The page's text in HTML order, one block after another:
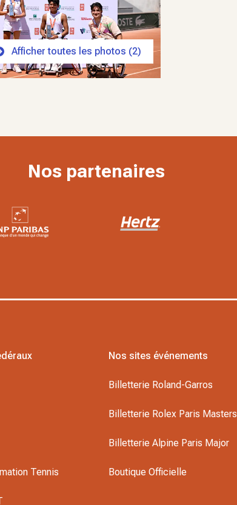
Afficher toutes les photos (2)
Nos partenaires
Tennis
Nos sites événements
Billetterie Roland-Garros
Billetterie Rolex Paris Masters
Billetterie Alpine Paris Major
Boutique Officielle